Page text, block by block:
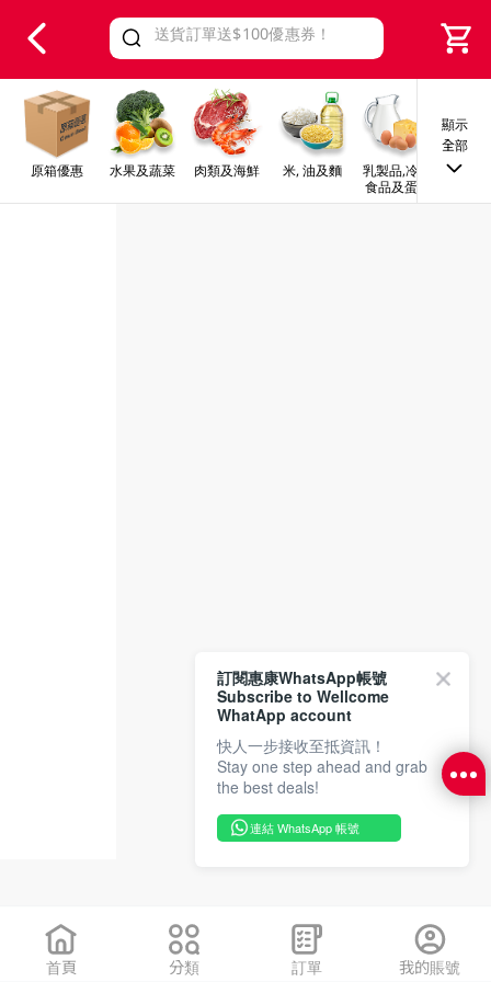
Valid Until 30 June 2026
原箱優惠 水果及蔬菜 肉類及海鮮 米, 油及麵
乳製品,冷凍
食品及蛋類
早餐
顯示
全部
首頁 分類 訂單 我的賬號
訂閱惠康WhatsApp帳號
Subscribe to Wellcome
WhatApp account
快人一步接收至抵資訊！
Stay one step ahead and grab
the best deals!
連結 WhatsApp 帳號